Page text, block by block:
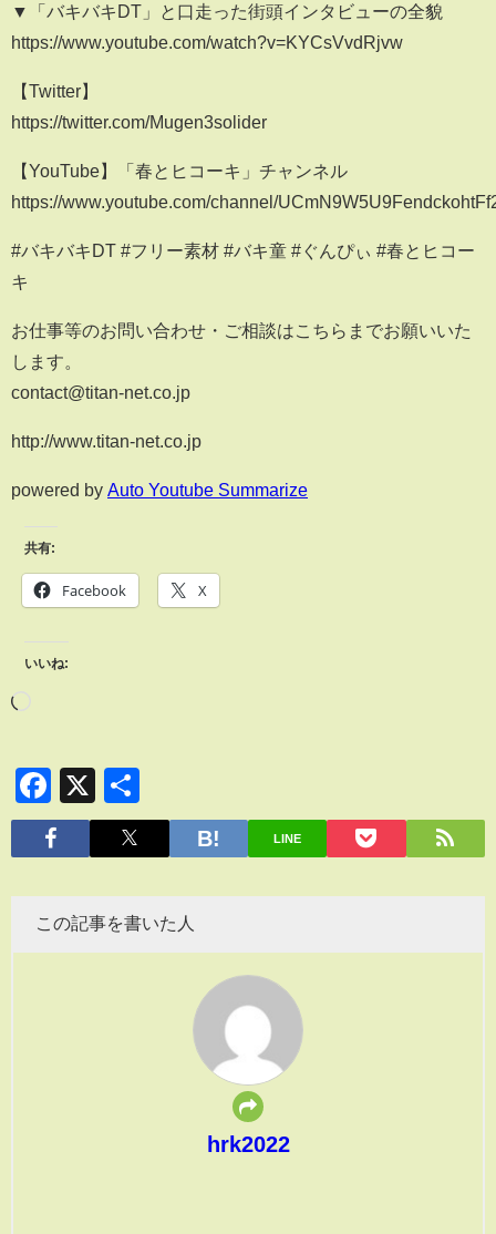
▼「バキバキDT」と口走った街頭インタビューの全貌
https://www.youtube.com/watch?v=KYCsVvdRjvw
【Twitter】
https://twitter.com/Mugen3solider
【YouTube】「春とヒコーキ」チャンネル
https://www.youtube.com/channel/
#バキバキDT #フリー素材 #バキ童 #ぐんぴぃ #春とヒコー
キ
お仕事等のお問い合わせ・ご相談はこちらまでお願いいた
します。
contact@titan-net.co.jp
http://www.titan-net.co.jp
powered by Auto Youtube Summarize
共有:
Facebook X
いいね:
Facebook
X
有
LINE
この記事を書いた人
hrk2022